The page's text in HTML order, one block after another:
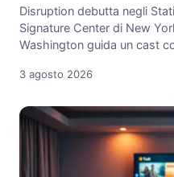
Disruption debutta negli
Signature Center di New
Washington guida un cast
3 agosto 2026